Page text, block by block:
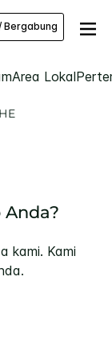
Bergabung
Area Lokal
kami. Kami